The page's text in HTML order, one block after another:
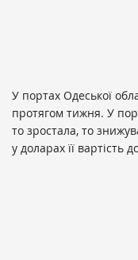
У портах Одеської
протягом тижня. У
то зростала, то
у доларах її вартість